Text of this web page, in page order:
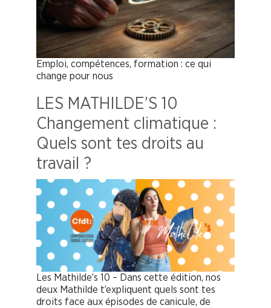
Emploi, compétences, formation : ce qui
change pour nous
LES MATHILDE’S 10
Changement climatique :
Quels sont tes droits au
travail ?
Les Mathilde’s 10 – Dans cette édition, nos
deux Mathilde t’expliquent quels sont tes
droits face aux épisodes de canicule, de